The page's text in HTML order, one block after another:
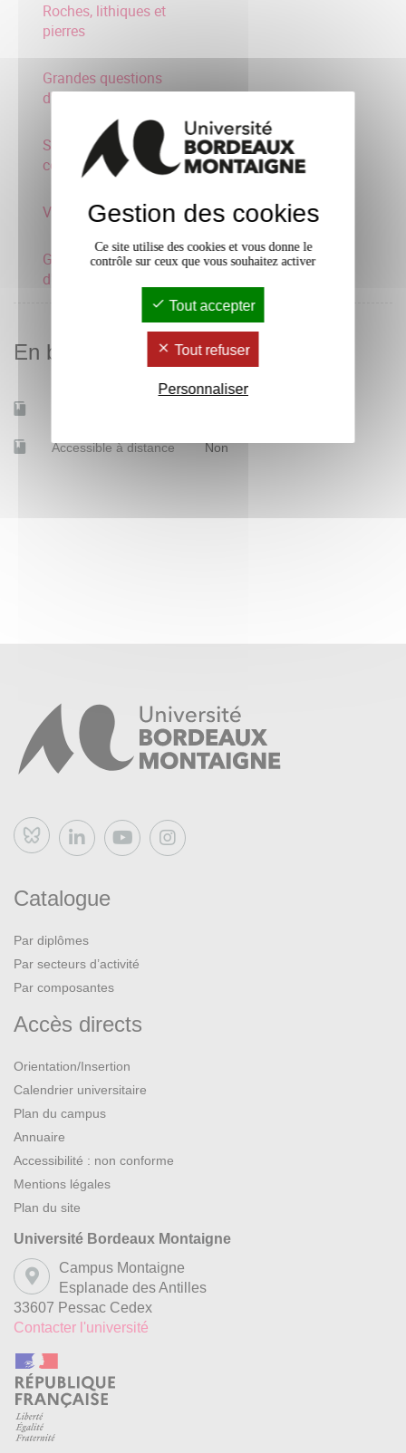
Roches, lithiques et
pierres
Grandes questions
d'Histoire de l'art 1
Séminaire Histoire de l'art
contemporain
Verre
Grandes questions
d'Histoire de l'art 2
En bref
Accessible à distance Non
Bluesky
Catalogue
Par diplômes
Par secteurs d’activité
Par composantes
Accès directs
Orientation/Insertion
Calendrier universitaire
Plan du campus
Annuaire
Accessibilité : non conforme
Mentions légales
Plan du site
Université Bordeaux Montaigne
Campus Montaigne
Esplanade des Antilles
33607 Pessac Cedex
Contacter l'université
Gestion des cookies
Ce site utilise des cookies et vous donne le
contrôle sur ceux que vous souhaitez activer
Tout accepter
Tout refuser
Personnaliser